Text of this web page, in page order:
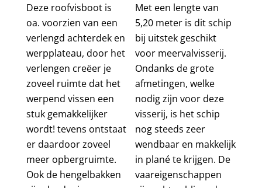
Deze roofvisboot is
oa. voorzien van een
verlengd achterdek en
werpplateau, door het
verlengen creëer je
zoveel ruimte dat het
werpend vissen een
stuk gemakkelijker
wordt! tevens ontstaat
er daardoor zoveel
meer opbergruimte.
Ook de hengelbakken
Met een lengte van
5,20 meter is dit schip
bij uitstek geschikt
voor meervalvisserij.
Ondanks de grote
afmetingen, welke
nodig zijn voor deze
visserij, is het schip
nog steeds zeer
wendbaar en makkelijk
in plané te krijgen. De
vaareigenschappen